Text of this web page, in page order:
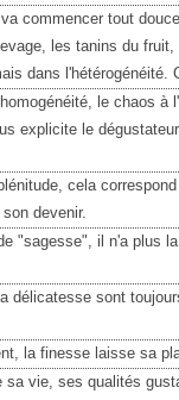
commencer tout
les tanins du
dans l'hétérogénéité.
le chaos
explicite le
cela
devenir.
"sagesse", il n'a plus
délicatesse sont
la finesse laisse sa
sa vie, ses qualités